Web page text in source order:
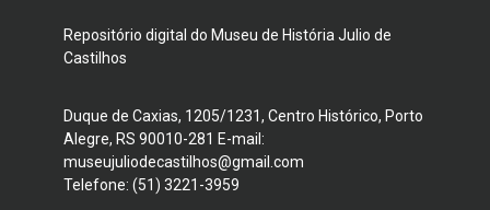
Repositório digital do Museu de História Julio de
Castilhos
Duque de Caxias, 1205/1231, Centro Histórico, Porto
Alegre, RS 90010-281 E-mail:
museujuliodecastilhos@gmail.com
Telefone: (51) 3221-3959